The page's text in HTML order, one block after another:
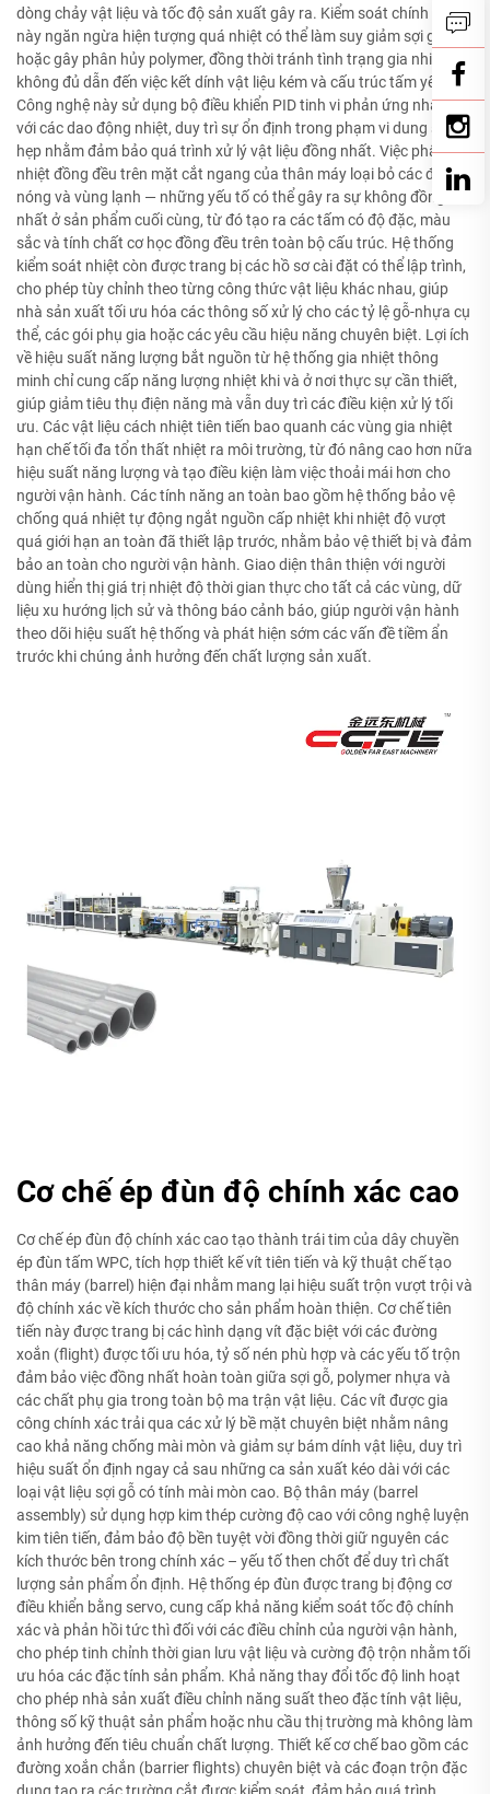
dòng chảy vật liệu và tốc độ sản xuất gây ra. Kiểm soát chính xác
này ngăn ngừa hiện tượng quá nhiệt có thể làm suy giảm sợi gỗ
hoặc gây phân hủy polymer, đồng thời tránh tình trạng gia nhiệt
không đủ dẫn đến việc kết dính vật liệu kém và cấu trúc tấm yếu.
Công nghệ này sử dụng bộ điều khiển PID tinh vi phản ứng nhanh
với các dao động nhiệt, duy trì sự ổn định trong phạm vi dung sai
hẹp nhằm đảm bảo quá trình xử lý vật liệu đồng nhất. Việc phân bố
nhiệt đồng đều trên mặt cắt ngang của thân máy loại bỏ các điểm
nóng và vùng lạnh — những yếu tố có thể gây ra sự không đồng
nhất ở sản phẩm cuối cùng, từ đó tạo ra các tấm có độ đặc, màu
sắc và tính chất cơ học đồng đều trên toàn bộ cấu trúc. Hệ thống
kiểm soát nhiệt còn được trang bị các hồ sơ cài đặt có thể lập trình,
cho phép tùy chỉnh theo từng công thức vật liệu khác nhau, giúp
nhà sản xuất tối ưu hóa các thông số xử lý cho các tỷ lệ gỗ-nhựa cụ
thể, các gói phụ gia hoặc các yêu cầu hiệu năng chuyên biệt. Lợi ích
về hiệu suất năng lượng bắt nguồn từ hệ thống gia nhiệt thông
minh chỉ cung cấp năng lượng nhiệt khi và ở nơi thực sự cần thiết,
giúp giảm tiêu thụ điện năng mà vẫn duy trì các điều kiện xử lý tối
ưu. Các vật liệu cách nhiệt tiên tiến bao quanh các vùng gia nhiệt
hạn chế tối đa tổn thất nhiệt ra môi trường, từ đó nâng cao hơn nữa
hiệu suất năng lượng và tạo điều kiện làm việc thoải mái hơn cho
người vận hành. Các tính năng an toàn bao gồm hệ thống bảo vệ
chống quá nhiệt tự động ngắt nguồn cấp nhiệt khi nhiệt độ vượt
quá giới hạn an toàn đã thiết lập trước, nhằm bảo vệ thiết bị và đảm
bảo an toàn cho người vận hành. Giao diện thân thiện với người
dùng hiển thị giá trị nhiệt độ thời gian thực cho tất cả các vùng, dữ
liệu xu hướng lịch sử và thông báo cảnh báo, giúp người vận hành
theo dõi hiệu suất hệ thống và phát hiện sớm các vấn đề tiềm ẩn
trước khi chúng ảnh hưởng đến chất lượng sản xuất.
Cơ chế ép đùn độ chính xác cao
Cơ chế ép đùn độ chính xác cao tạo thành trái tim của dây chuyền
ép đùn tấm WPC, tích hợp thiết kế vít tiên tiến và kỹ thuật chế tạo
thân máy (barrel) hiện đại nhằm mang lại hiệu suất trộn vượt trội và
độ chính xác về kích thước cho sản phẩm hoàn thiện. Cơ chế tiên
tiến này được trang bị các hình dạng vít đặc biệt với các đường
xoắn (flight) được tối ưu hóa, tỷ số nén phù hợp và các yếu tố trộn
đảm bảo việc đồng nhất hoàn toàn giữa sợi gỗ, polymer nhựa và
các chất phụ gia trong toàn bộ ma trận vật liệu. Các vít được gia
công chính xác trải qua các xử lý bề mặt chuyên biệt nhằm nâng
cao khả năng chống mài mòn và giảm sự bám dính vật liệu, duy trì
hiệu suất ổn định ngay cả sau những ca sản xuất kéo dài với các
loại vật liệu sợi gỗ có tính mài mòn cao. Bộ thân máy (barrel
assembly) sử dụng hợp kim thép cường độ cao với công nghệ luyện
kim tiên tiến, đảm bảo độ bền tuyệt vời đồng thời giữ nguyên các
kích thước bên trong chính xác – yếu tố then chốt để duy trì chất
lượng sản phẩm ổn định. Hệ thống ép đùn được trang bị động cơ
điều khiển bằng servo, cung cấp khả năng kiểm soát tốc độ chính
xác và phản hồi tức thì đối với các điều chỉnh của người vận hành,
cho phép tinh chỉnh thời gian lưu vật liệu và cường độ trộn nhằm tối
ưu hóa các đặc tính sản phẩm. Khả năng thay đổi tốc độ linh hoạt
cho phép nhà sản xuất điều chỉnh năng suất theo đặc tính vật liệu,
thông số kỹ thuật sản phẩm hoặc nhu cầu thị trường mà không làm
ảnh hưởng đến tiêu chuẩn chất lượng. Thiết kế cơ chế bao gồm các
đường xoắn chắn (barrier flights) chuyên biệt và các đoạn trộn đặc
dụng tạo ra các trường cắt được kiểm soát, đảm bảo quá trình